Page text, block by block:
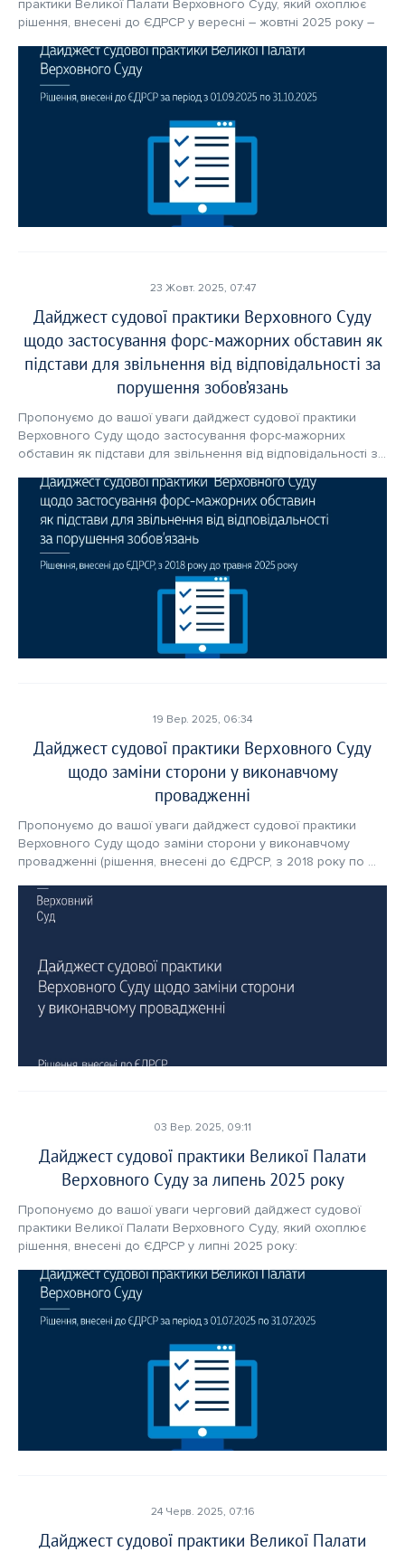
практики Великої Палати Верховного Суду, який охоплює
23 Жовт. 2025, 07:47
Дайджест судової практики Верховного Суду
щодо застосування форс-мажорних обставин як
підстави для звільнення від відповідальності за
порушення зобов’язань
Пропонуємо до вашої уваги дайджест судової практики
Верховного Суду щодо застосування форс-мажорних
обставин як підстави для звільнення від відповідальності за
року до травня 2025 року) –
19 Вер. 2025, 06:34
Дайджест судової практики Верховного Суду
щодо заміни сторони у виконавчому
провадженні
Пропонуємо до вашої уваги дайджест судової практики
Верховного Суду щодо заміни сторони у виконавчому
провадженні (рішення, внесені до ЄДРСР, з 2018 року по
03 Вер. 2025, 09:11
Дайджест судової практики Великої Палати
Верховного Суду за липень 2025 року
Пропонуємо до вашої уваги черговий дайджест судової
практики Великої Палати Верховного Суду, який охоплює
24 Черв. 2025, 07:16
Дайджест судової практики Великої Палати